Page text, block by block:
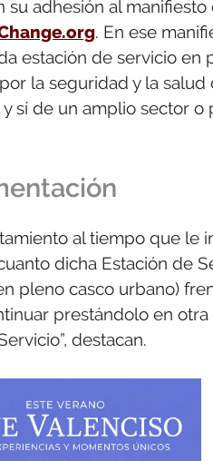
adhesión al
. En ese
estación de servicio
la seguridad y la salud
sí de un amplio sector o
al tiempo que le
dicha Estación de
pleno casco urbano)
prestándolo en
destacan.